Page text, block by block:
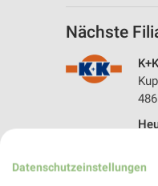
Nächste
Datenschutzeinstellungen